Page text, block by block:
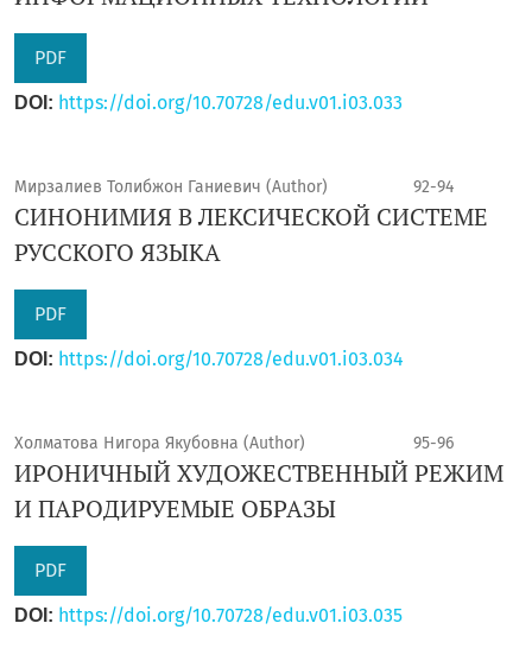
PDF
DOI: https://doi.org/10.70728/edu.v01.i03.033
Мирзалиев Толибжон Ганиевич (Author) 92-94
СИНОНИМИЯ В ЛЕКСИЧЕСКОЙ СИСТЕМЕ
РУССКОГО ЯЗЫКА
PDF
DOI: https://doi.org/10.70728/edu.v01.i03.034
Холматова Нигора Якубовна (Author) 95-96
ИРОНИЧНЫЙ ХУДОЖЕСТВЕННЫЙ РЕЖИМ
И ПАРОДИРУЕМЫЕ ОБРАЗЫ
PDF
DOI: https://doi.org/10.70728/edu.v01.i03.035